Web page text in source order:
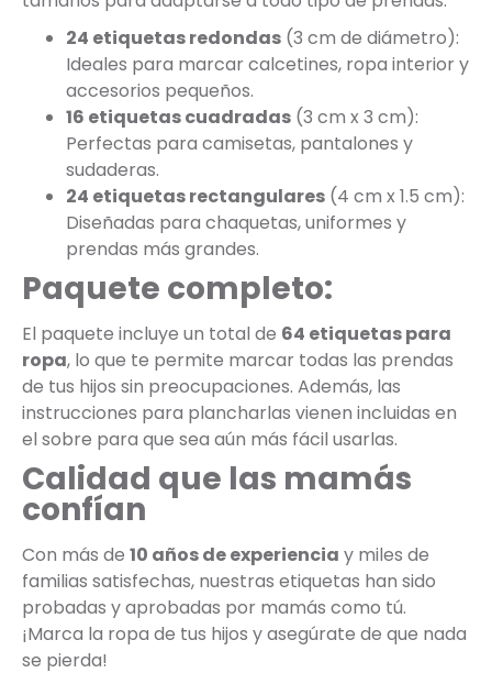
24 etiquetas redondas (3 cm de diámetro):
Ideales para marcar calcetines, ropa interior y
accesorios pequeños.
16 etiquetas cuadradas (3 cm x 3 cm):
Perfectas para camisetas, pantalones y
sudaderas.
24 etiquetas rectangulares (4 cm x 1.5 cm):
Diseñadas para chaquetas, uniformes y
prendas más grandes.
Paquete completo:
El paquete incluye un total de 64 etiquetas para
ropa, lo que te permite marcar todas las prendas
de tus hijos sin preocupaciones. Además, las
instrucciones para plancharlas vienen incluidas en
el sobre para que sea aún más fácil usarlas.
Calidad que las mamás
confían
Con más de 10 años de experiencia y miles de
familias satisfechas, nuestras etiquetas han sido
probadas y aprobadas por mamás como tú.
¡Marca la ropa de tus hijos y asegúrate de que nada
se pierda!